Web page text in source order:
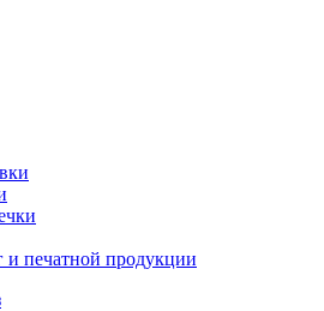
и печатной продукции